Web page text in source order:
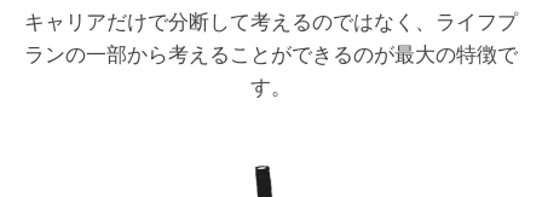
キャリアだけで分断して考えるのではなく、ライフプ
ランの一部から考えることができるのが最大の特徴で
す。